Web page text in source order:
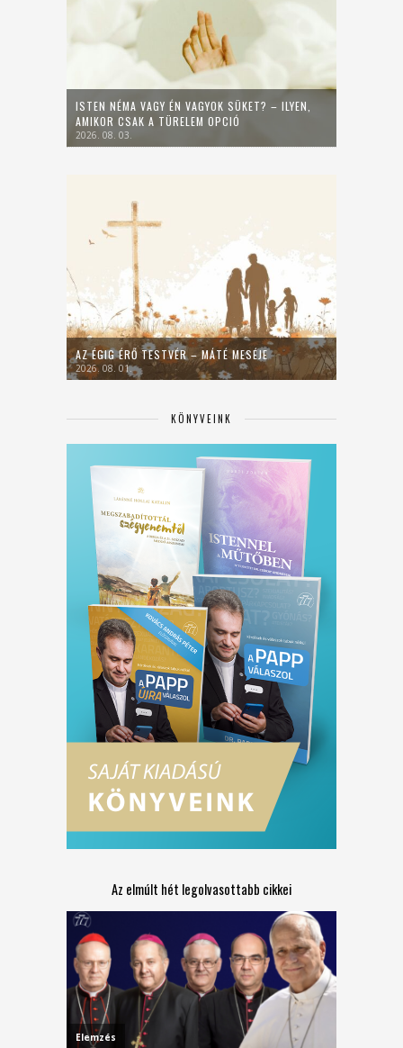
ISTEN NÉMA VAGY ÉN VAGYOK SÜKET? – ILYEN,
AMIKOR CSAK A TÜRELEM OPCIÓ
2026. 08. 03.
AZ ÉGIG ÉRŐ TESTVÉR – MÁTÉ MESÉJE
2026. 08. 01.
KÖNYVEINK
Az elmúlt hét legolvasottabb cikkei